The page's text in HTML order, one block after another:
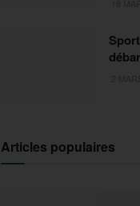
Articles populaires